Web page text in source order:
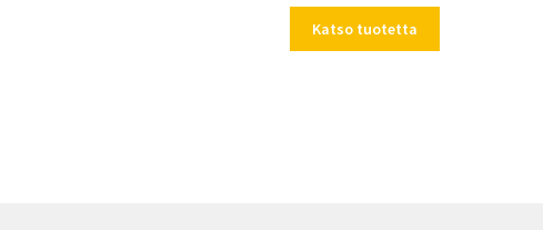
Katso tuotetta